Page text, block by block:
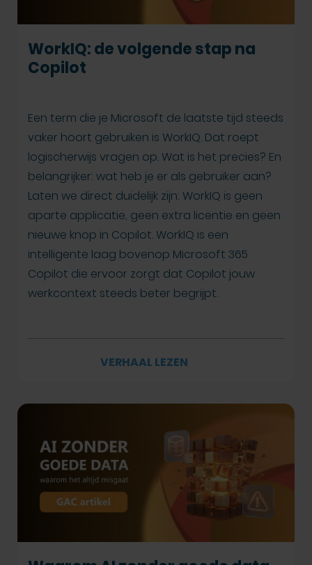
WorkIQ: de volgende stap na
Copilot
Een term die je Microsoft de laatste tijd steeds
vaker hoort gebruiken is WorkIQ. Dat roept
logischerwijs vragen op. Wat is het precies? En
belangrijker: wat heb je er als gebruiker aan?
Laten we direct duidelijk zijn: WorkIQ is geen
aparte applicatie, geen extra licentie en geen
nieuwe knop in Copilot. WorkIQ is een
intelligente laag bovenop Microsoft 365
Copilot die ervoor zorgt dat Copilot jouw
werkcontext steeds beter begrijpt.
VERHAAL LEZEN